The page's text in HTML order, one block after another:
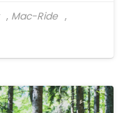
, Mac-Ride ,